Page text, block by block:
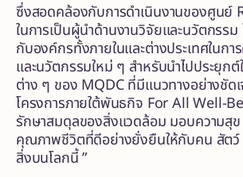
ซึ่งสอดคล้องกับการดำเนินงานของศูนย์
ในการเป็นผู้นำด้านงานวิจัยและนวัตกรรม
กับองค์กรทั้งภายในและต่างประเทศในกา
และนวัตกรรมใหม่ ๆ สำหรับนำไปประยุกต์
ต่าง ๆ ของ MQDC ที่มีแนวทางอย่างชัด
โครงการภายใต้พันธกิจ For All Well-
รักษาสมดุลของสิ่งแวดล้อม มอบความสุ
คุณภาพชีวิตที่ดีอย่างยั่งยืนให้กับคน สัตว์
สิ่งบนโลกนี้ ”